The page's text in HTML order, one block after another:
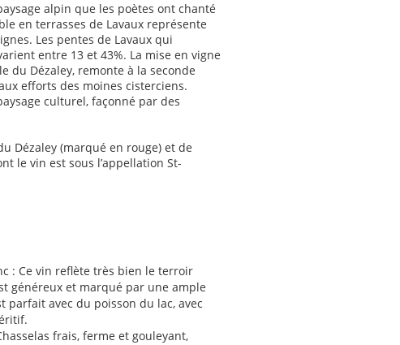
alpin que les poètes ont chanté
en terrasses de Lavaux représente
Les pentes de Lavaux qui
entre 13 et 43%. La mise en vigne
du Dézaley, remonte à la seconde
efforts des moines cisterciens.
culturel, façonné par des
Dézaley (marqué en rouge) et de
le vin est sous l’appellation St-
: Ce vin reflète très bien le terroir
généreux et marqué par une ample
parfait avec du poisson du lac, avec
frais, ferme et gouleyant,